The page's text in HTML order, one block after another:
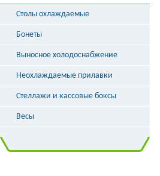
Столы охлаждаемые
Бонеты
Выносное холодоснабжение
Неохлаждаемые прилавки
Стеллажи и кассовые боксы
Весы